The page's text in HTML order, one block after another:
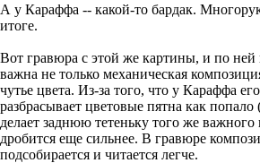
А у Караффа -- какой-то бардак.
итоге.
Вот гравюра с этой же картины, и по ней
важна не только механическая
чутье цвета. Из-за того, что у Караффа
разбрасывает цветовые пятна как
делает заднюю тетеньку того же важного
дробится еще сильнее. В гравюре
подсобирается и читается легче.